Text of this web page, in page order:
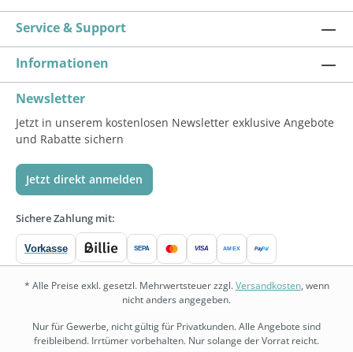
Service & Support
Informationen
Newsletter
Jetzt in unserem kostenlosen Newsletter exklusive Angebote
und Rabatte sichern
Jetzt direkt anmelden
Sichere Zahlung mit:
Vorkasse SEPA VISA AMEX PayPal
* Alle Preise exkl. gesetzl. Mehrwertsteuer zzgl.Versandkosten, wenn
nicht anders angegeben.
Nur für Gewerbe, nicht gültig für Privatkunden. Alle Angebote sind
freibleibend. Irrtümer vorbehalten. Nur solange der Vorrat reicht.